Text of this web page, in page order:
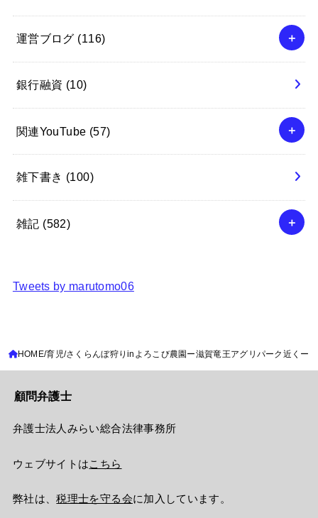
運営ブログ (116)
銀行融資 (10)
関連YouTube (57)
雑下書き (100)
雑記 (582)
Tweets by marutomo06
HOME 育児 さくらんぼ狩りinよろこび農園ー滋賀竜王アグリパーク近くー
顧問弁護士
弁護士法人みらい総合法律事務所
ウェブサイトはこちら
弊社は、税理士を守る会に加入しています。